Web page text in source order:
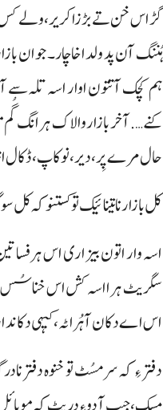
گڑاس خن تے بڑزا کریر، ولے کس
ہُننگ آن پد ولدا خاچار۔ جوان
ہم کچک آتتون اوار اسہ تلہ
کنے…. آخر بازار والاک ہرانگ گُم
حال مرے پِر، دیر،نوکاپ، ڈکال
کل بازار نا تینائیک تو کستنو
اسہ وار اتون بیزاری اس ہرفسا
سگریٹ ہرا اسہ کش اس خناسُس،
اس اے دکان آ ہُراٹہ، کیہی
دفتر ءِ کہ سر مسُٹ تو خنوہ دفتر